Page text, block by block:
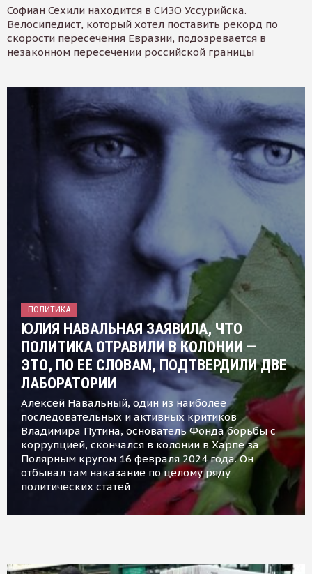
Софиан Сехили находится в СИЗО Уссурийска.
Велосипедист, который хотел поставить рекорд по
скорости пересечения Евразии, подозревается в
незаконном пересечении российской границы
ПОЛИТИКА
ЮЛИЯ НАВАЛЬНАЯ ЗАЯВИЛА, ЧТО
ПОЛИТИКА ОТРАВИЛИ В КОЛОНИИ —
ЭТО, ПО ЕЕ СЛОВАМ, ПОДТВЕРДИЛИ ДВЕ
ЛАБОРАТОРИИ
Алексей Навальный, один из наиболее
последовательных и активных критиков
Владимира Путина, основатель Фонда борьбы с
коррупцией, скончался в колонии в Харпе за
Полярным кругом 16 февраля 2024 года. Он
отбывал там наказание по целому ряду
политических статей